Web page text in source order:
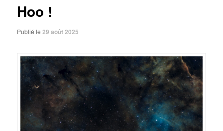
Hoo !
Publié le29 août 2025